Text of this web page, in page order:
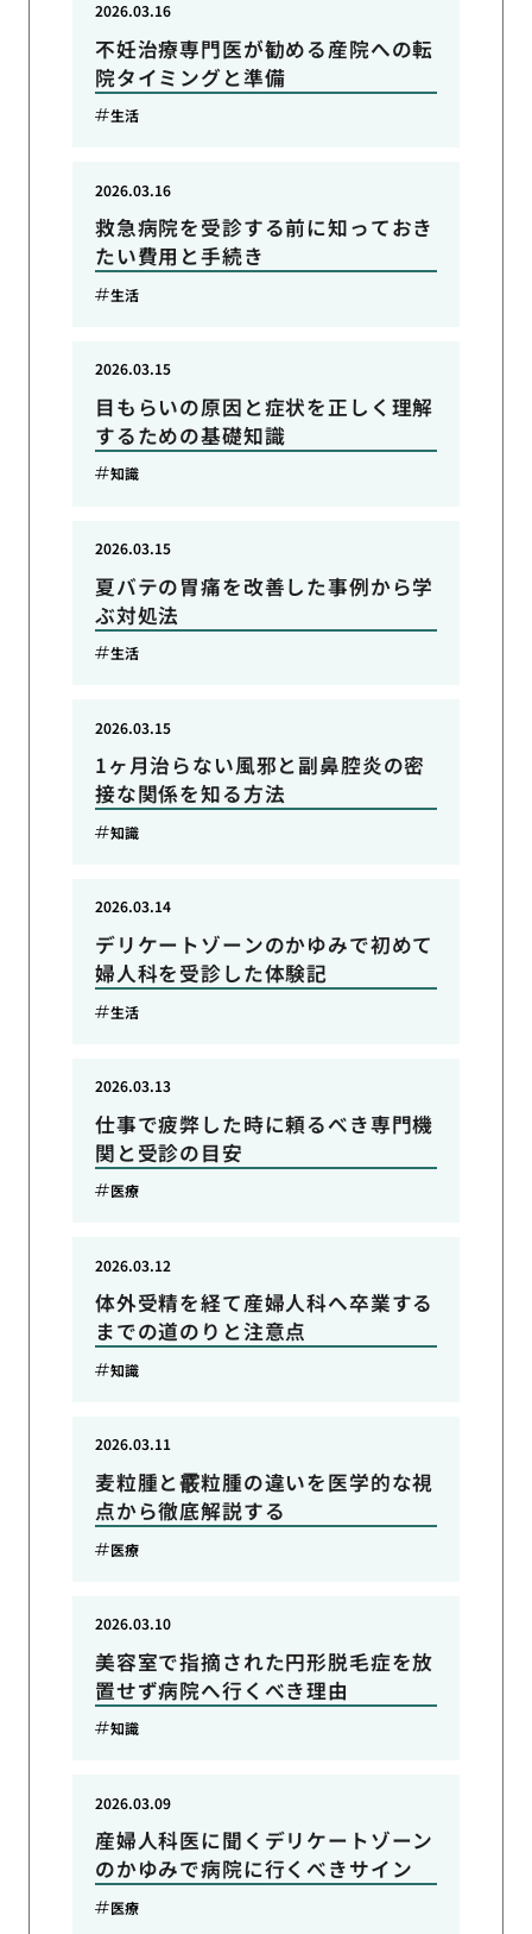
不妊治療専門医が勧める産院への転
院タイミングと準備
2026.03.16
生活
救急病院を受診する前に知っておき
たい費用と手続き
2026.03.16
生活
目もらいの原因と症状を正しく理解
するための基礎知識
2026.03.15
知識
夏バテの胃痛を改善した事例から学
ぶ対処法
2026.03.15
生活
1ヶ月治らない風邪と副鼻腔炎の密
接な関係を知る方法
2026.03.15
知識
デリケートゾーンのかゆみで初めて
婦人科を受診した体験記
2026.03.14
生活
仕事で疲弊した時に頼るべき専門機
関と受診の目安
2026.03.13
医療
体外受精を経て産婦人科へ卒業する
までの道のりと注意点
2026.03.12
知識
麦粒腫と霰粒腫の違いを医学的な視
点から徹底解説する
2026.03.11
医療
美容室で指摘された円形脱毛症を放
置せず病院へ行くべき理由
2026.03.10
知識
産婦人科医に聞くデリケートゾーン
のかゆみで病院に行くべきサイン
2026.03.09
医療